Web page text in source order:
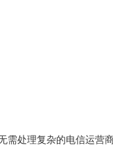
需处理复杂的电信运营商